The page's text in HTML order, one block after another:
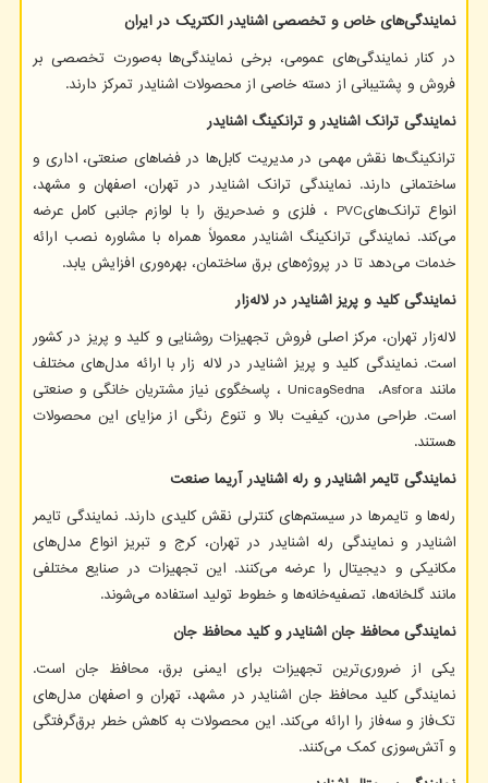
نمایندگی‌های خاص و تخصصی اشنایدر الکتریک در ایران
در کنار نمایندگی‌های عمومی، برخی نمایندگی‌ها به‌صورت تخصصی بر
فروش و پشتیبانی از دسته خاصی از محصولات اشنایدر تمرکز دارند.
نمایندگی ترانک اشنایدر و ترانکینگ اشنایدر
ترانکینگ‌ها نقش مهمی در مدیریت کابل‌ها در فضاهای صنعتی، اداری و
ساختمانی دارند. نمایندگی ترانک اشنایدر در تهران، اصفهان و مشهد،
انواع ترانک‌هایPVC ، فلزی و ضدحریق را با لوازم جانبی کامل عرضه
می‌کند. نمایندگی ترانکینگ اشنایدر معمولاً همراه با مشاوره نصب ارائه
خدمات می‌دهد تا در پروژه‌های برق ساختمان، بهره‌وری افزایش یابد.
نمایندگی کلید و پریز اشنایدر در لاله‌زار
لاله‌زار تهران، مرکز اصلی فروش تجهیزات روشنایی و کلید و پریز در کشور
است. نمایندگی کلید و پریز اشنایدر در لاله زار با ارائه مدل‌های مختلف
مانند Asfora، SednaوUnica ، پاسخگوی نیاز مشتریان خانگی و صنعتی
است. طراحی مدرن، کیفیت بالا و تنوع رنگی از مزایای این محصولات
هستند.
نمایندگی تایمر اشنایدر و رله اشنایدر آریما صنعت
رله‌ها و تایمرها در سیستم‌های کنترلی نقش کلیدی دارند. نمایندگی تایمر
اشنایدر و نمایندگی رله اشنایدر در تهران، کرج و تبریز انواع مدل‌های
مکانیکی و دیجیتال را عرضه می‌کنند. این تجهیزات در صنایع مختلفی
مانند گلخانه‌ها، تصفیه‌خانه‌ها و خطوط تولید استفاده می‌شوند.
نمایندگی محافظ جان اشنایدر و کلید محافظ جان
یکی از ضروری‌ترین تجهیزات برای ایمنی برق، محافظ جان است.
نمایندگی کلید محافظ جان اشنایدر در مشهد، تهران و اصفهان مدل‌های
تک‌فاز و سه‌فاز را ارائه می‌کند. این محصولات به کاهش خطر برق‌گرفتگی
و آتش‌سوزی کمک می‌کنند.